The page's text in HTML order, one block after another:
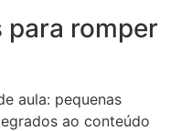
para romper
aula: pequenas
ao conteúdo